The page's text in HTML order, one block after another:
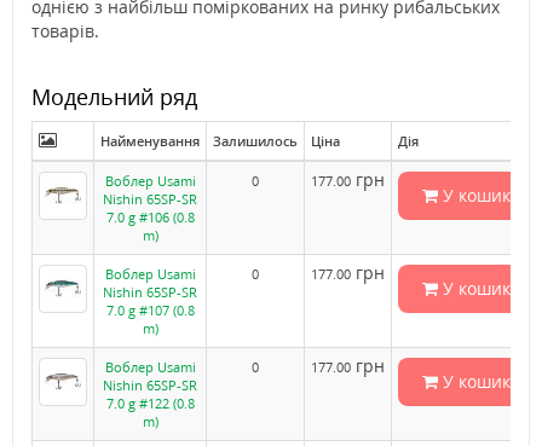
однією з найбільш поміркованих на ринку рибальських
товарів.
Модельний ряд
Найменування Залишилось Ціна Дія
Воблер Usami
Nishin 65SP-SR
7.0 g #106 (0.8
m)
0 177.00 грн
У кошик
Воблер Usami
Nishin 65SP-SR
7.0 g #107 (0.8
m)
0 177.00 грн
У кошик
Воблер Usami
Nishin 65SP-SR
7.0 g #122 (0.8
m)
0 177.00 грн
У кошик